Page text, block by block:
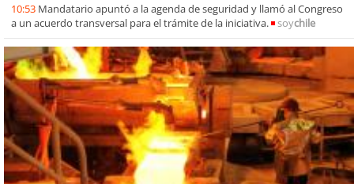
10:53 Mandatario apuntó a la agenda de seguridad y llamó al Congreso
a un acuerdo transversal para el trámite de la iniciativa.
soychile